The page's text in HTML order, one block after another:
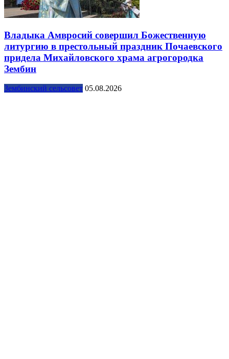
Владыка Амвросий совершил Божественную
литургию в престольный праздник Почаевского
придела Михайловского храма агрогородка
Зембин
Зембинский сельсовет 05.08.2026